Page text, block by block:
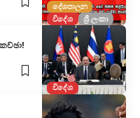
දේශපාලන
විදේශ
ශ්‍රී ලංකා
විදේශ